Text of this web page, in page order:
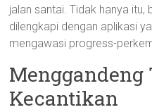
jalan santai. Tidak hanya
dilengkapi dengan aplikasi
mengawasi progress-
Menggandeng
Kecantikan